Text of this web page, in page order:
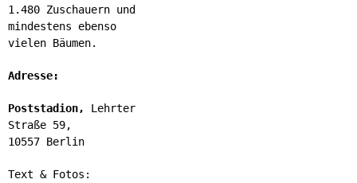
1.480 Zuschauern und
mindestens ebenso
vielen Bäumen.
Adresse:
Poststadion, Lehrter
Straße 59,
10557 Berlin
Text & Fotos: